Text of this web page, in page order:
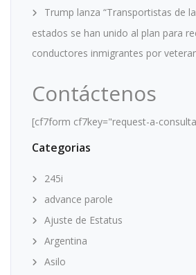
Trump lanza “Transportistas de
estados se han unido al plan para
conductores inmigrantes por
Contáctenos
[cf7form cf7key="request-a-
Categorias
245i
advance parole
Ajuste de Estatus
Argentina
Asilo